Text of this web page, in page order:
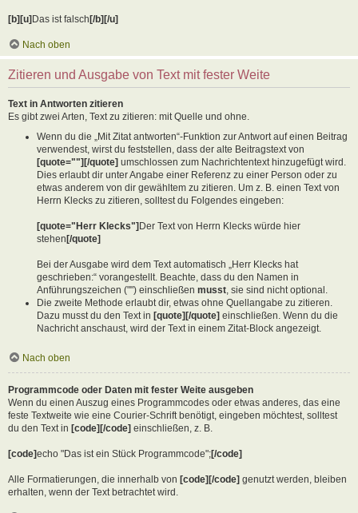
[b][u]Das ist falsch[/b][/u]
Nach oben
Zitieren und Ausgabe von Text mit fester Weite
Text in Antworten zitieren
Es gibt zwei Arten, Text zu zitieren: mit Quelle und ohne.
Wenn du die „Mit Zitat antworten“-Funktion zur Antwort auf einen Beitrag
verwendest, wirst du feststellen, dass der alte Beitragstext von
[quote=""][/quote] umschlossen zum Nachrichtentext hinzugefügt wird.
Dies erlaubt dir unter Angabe einer Referenz zu einer Person oder zu
etwas anderem von dir gewähltem zu zitieren. Um z. B. einen Text von
Herrn Klecks zu zitieren, solltest du Folgendes eingeben:
[quote="Herr Klecks"] Der Text von Herrn Klecks würde hier
stehen [/quote]
Bei der Ausgabe wird dem Text automatisch „Herr Klecks hat
geschrieben:“ vorangestellt. Beachte, dass du den Namen in
Anführungszeichen ("") einschließen musst, sie sind nicht optional.
Die zweite Methode erlaubt dir, etwas ohne Quellangabe zu zitieren.
Dazu musst du den Text in [quote][/quote] einschließen. Wenn du die
Nachricht anschaust, wird der Text in einem Zitat-Block angezeigt.
Nach oben
Programmcode oder Daten mit fester Weite ausgeben
Wenn du einen Auszug eines Programmcodes oder etwas anderes, das eine
feste Textweite wie eine Courier-Schrift benötigt, eingeben möchtest, solltest
du den Text in [code][/code] einschließen, z. B.
[code]echo "Das ist ein Stück Programmcode";[/code]
Alle Formatierungen, die innerhalb von [code][/code] genutzt werden, bleiben
erhalten, wenn der Text betrachtet wird.